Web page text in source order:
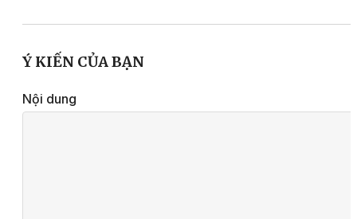
Ý KIẾN CỦA BẠN
Nội dung